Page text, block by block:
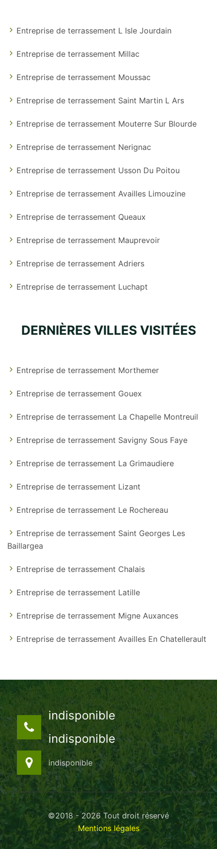
Entreprise de terrassement L Isle Jourdain
Entreprise de terrassement Millac
Entreprise de terrassement Moussac
Entreprise de terrassement Saint Martin L Ars
Entreprise de terrassement Mouterre Sur Blourde
Entreprise de terrassement Nerignac
Entreprise de terrassement Usson Du Poitou
Entreprise de terrassement Availles Limouzine
Entreprise de terrassement Queaux
Entreprise de terrassement Mauprevoir
Entreprise de terrassement Adriers
Entreprise de terrassement Luchapt
DERNIÈRES VILLES VISITÉES
Entreprise de terrassement Morthemer
Entreprise de terrassement Gouex
Entreprise de terrassement La Chapelle Montreuil
Entreprise de terrassement Savigny Sous Faye
Entreprise de terrassement La Grimaudiere
Entreprise de terrassement Lizant
Entreprise de terrassement Le Rochereau
Entreprise de terrassement Saint Georges Les
Baillargea
Entreprise de terrassement Chalais
Entreprise de terrassement Latille
Entreprise de terrassement Migne Auxances
Entreprise de terrassement Availles En Chatellerault
indisponible
indisponible
indisponible
©2018 - 2026 Tout droit réservé
Mentions légales